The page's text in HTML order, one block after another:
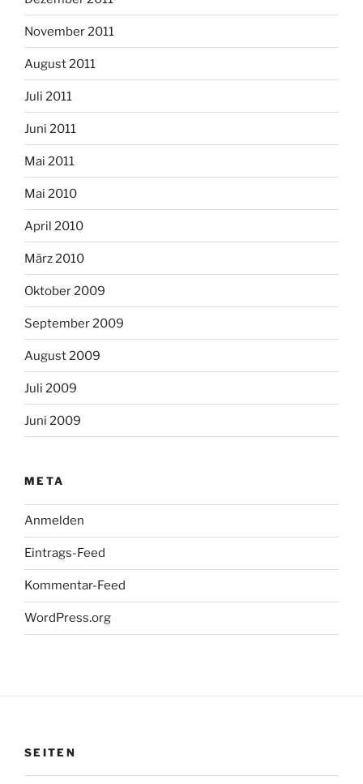
November 2011
August 2011
Juli 2011
Juni 2011
Mai 2011
Mai 2010
April 2010
März 2010
Oktober 2009
September 2009
August 2009
Juli 2009
Juni 2009
META
Anmelden
Eintrags-Feed
Kommentar-Feed
WordPress.org
SEITEN